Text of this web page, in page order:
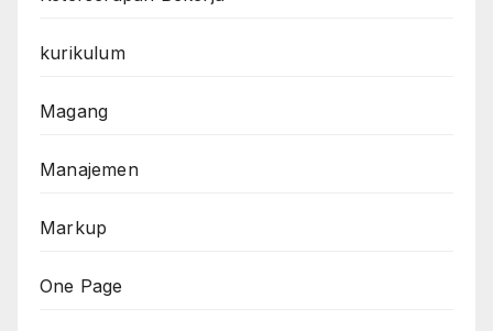
kurikulum
Magang
Manajemen
Markup
One Page